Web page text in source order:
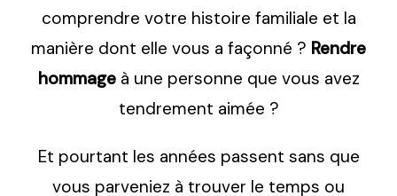
comprendre votre histoire familiale et la
manière dont elle vous a façonné ? Rendre
hommageà une personne que vous avez
tendrement aimée ?
Et pourtant les années passent sans que
vous parveniez à trouver le temps ou